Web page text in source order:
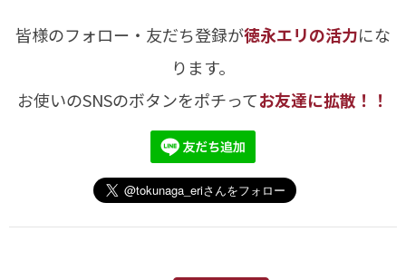
皆様のフォロー・友だち登録が徳永エリの活力にな
ります。
お使いのSNSのボタンをポチってお友達に拡散！！